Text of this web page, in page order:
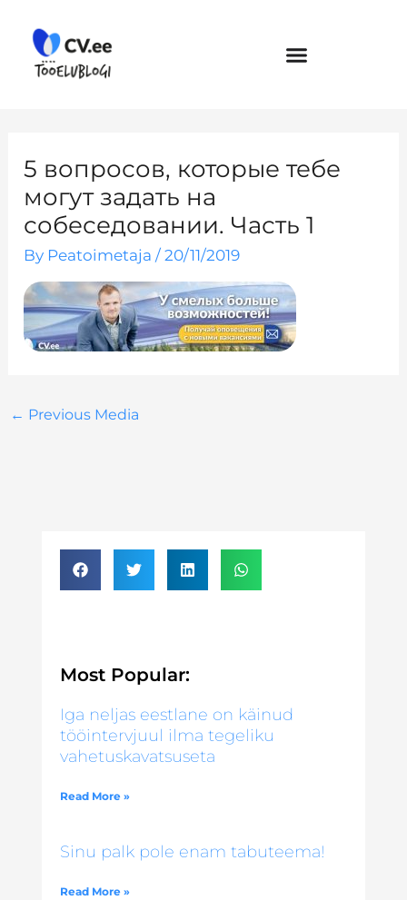
content
5 вопросов, которые тебе
могут задать на
собеседовании. Часть 1
By Peatoimetaja/20/11/2019
← Previous Media
Most Popular:
Iga neljas eestlane on käinud
tööintervjuul ilma tegeliku
vahetuskavatsuseta
Read More »
Sinu palk pole enam tabuteema!
Read More »